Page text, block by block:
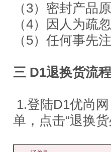
（3）密封产品
（4）因人为疏
（5）任何事先
三 D1退换货流程
1.登陆D1优尚
单，点击“退换货